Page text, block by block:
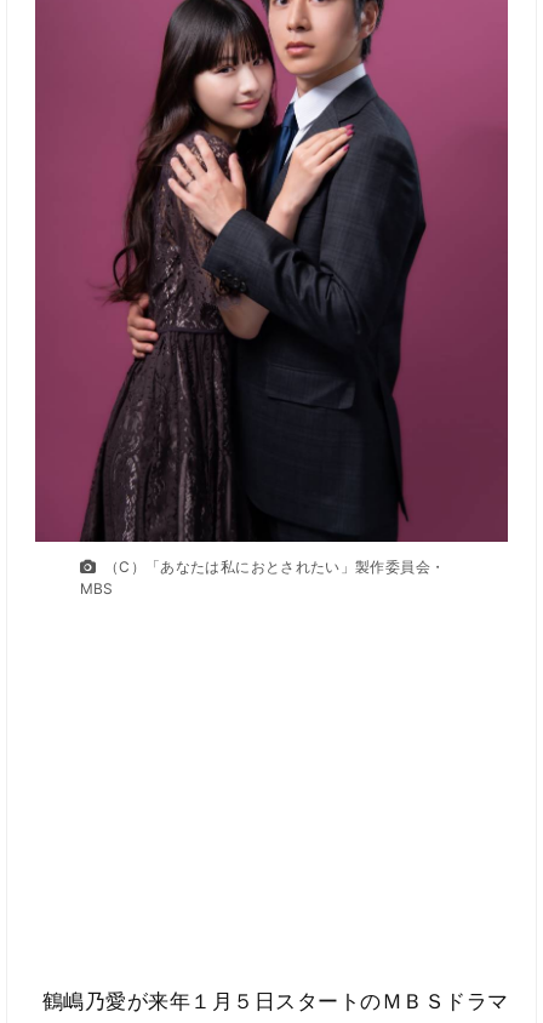
（C）「あなたは私におとされたい」製作委員会・
MBS
鶴嶋乃愛が来年１月５日スタートのＭＢＳドラマ